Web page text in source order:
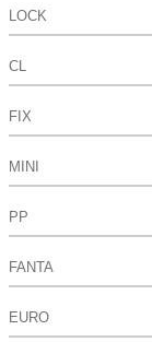
LOCK
CL
FIX
MINI
PP
FANTA
EURO